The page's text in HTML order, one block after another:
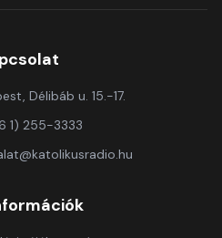
Délibáb u. 15.-17.
1) 255-3333